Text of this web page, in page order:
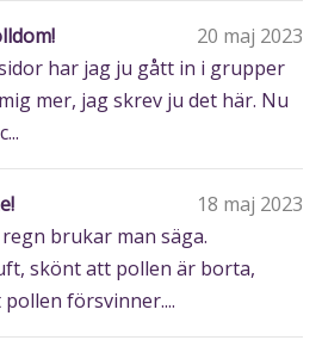
20 maj 2023
har jag ju gått in i grupper
mer, jag skrev ju det här. Nu
18 maj 2023
brukar man säga.
skönt att pollen är borta,
försvinner....